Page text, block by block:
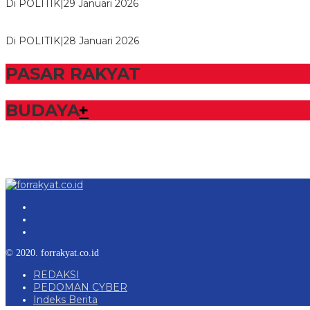
Di POLITIK|29 Januari 2026
Di POLITIK|28 Januari 2026
PASAR RAKYAT
BUDAYA+
© 2020. forrakyat.co.id
REDAKSI
PEDOMAN CYBER
Indeks Berita